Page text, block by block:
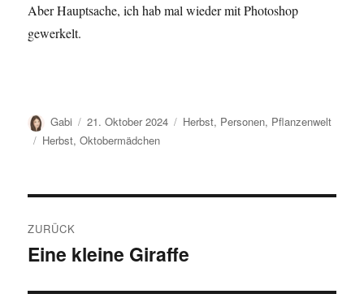
Aber Hauptsache, ich hab mal wieder mit Photoshop
gewerkelt.
Autor
Gabi
Veröffentlicht
am
21. Oktober 2024 Kategorien
Herbst, Personen, Pflanzenwelt
Schlagwörter
Herbst,Oktobermädchen
ZURÜCK
Vorheriger
Eine kleine Giraffe